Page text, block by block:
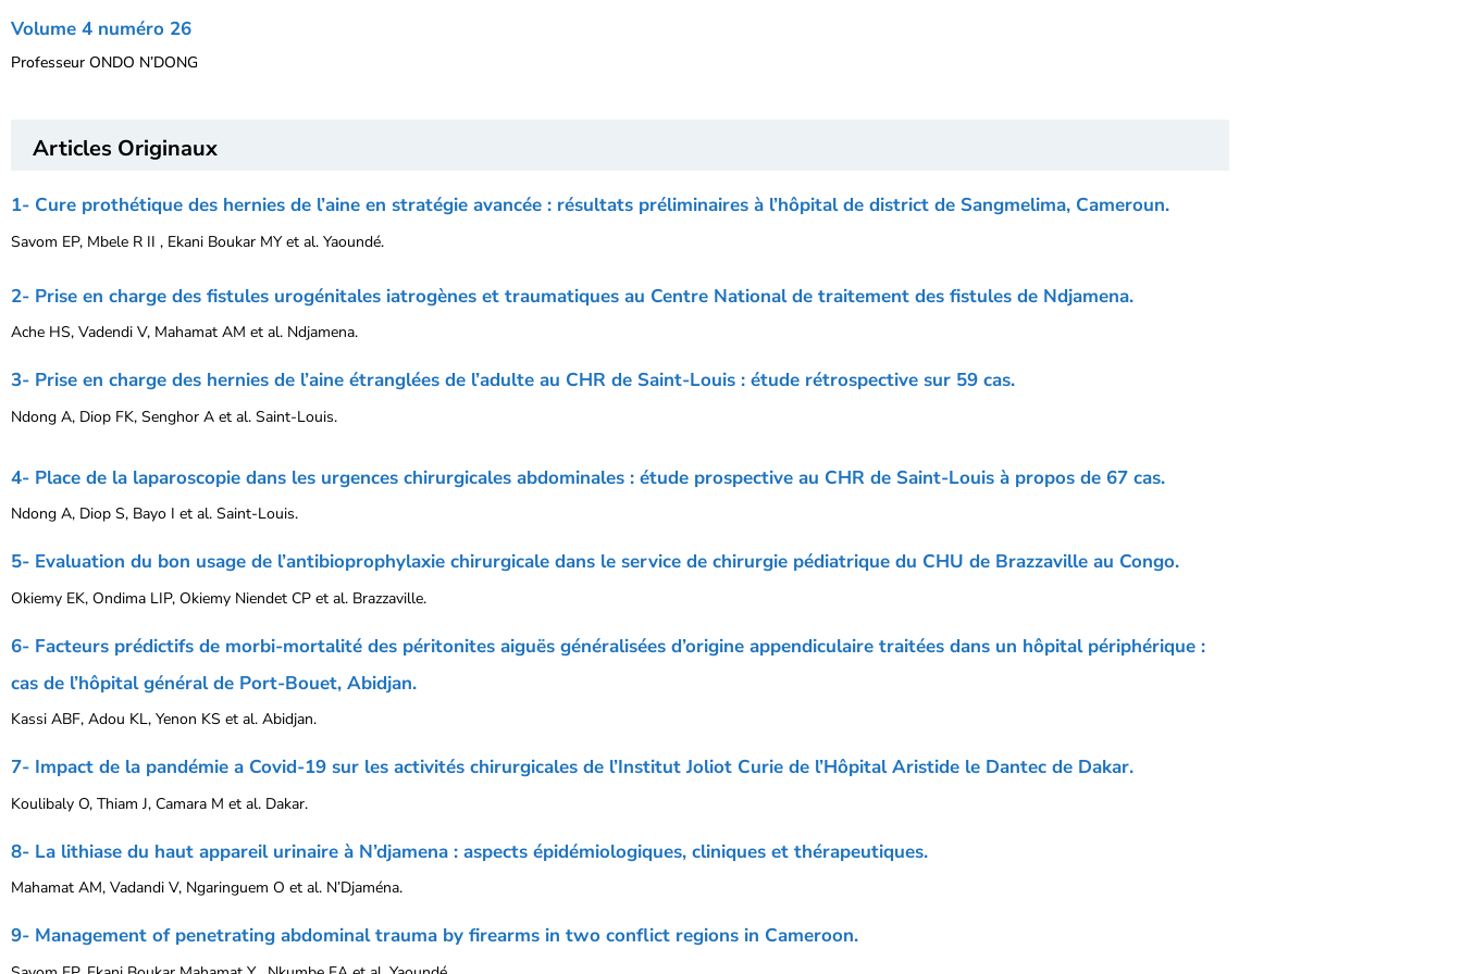
Volume 4 numéro 26
Professeur ONDO N’DONG
Articles Originaux
1- Cure prothétique des hernies de l’aine en stratégie avancée : résultats préliminaires à l’hôpital de district de Sangmelima, Cameroun.
Savom EP, Mbele R II , Ekani Boukar MY et al. Yaoundé.
2- Prise en charge des fistules urogénitales iatrogènes et traumatiques au Centre National de traitement des fistules de Ndjamena.
Ache HS, Vadendi V, Mahamat AM et al. Ndjamena.
3- Prise en charge des hernies de l’aine étranglées de l’adulte au CHR de Saint-Louis : étude rétrospective sur 59 cas.
Ndong A, Diop FK, Senghor A et al. Saint-Louis.
4- Place de la laparoscopie dans les urgences chirurgicales abdominales : étude prospective au CHR de Saint-Louis à propos de 67 cas.
Ndong A, Diop S, Bayo I et al. Saint-Louis.
5- Evaluation du bon usage de l’antibioprophylaxie chirurgicale dans le service de chirurgie pédiatrique du CHU de Brazzaville au Congo.
Okiemy EK, Ondima LIP, Okiemy Niendet CP et al. Brazzaville.
6- Facteurs prédictifs de morbi-mortalité des péritonites aiguës généralisées d’origine appendiculaire traitées dans un hôpital périphérique :
cas de l’hôpital général de Port-Bouet, Abidjan.
Kassi ABF, Adou KL, Yenon KS et al. Abidjan.
7- Impact de la pandémie a Covid-19 sur les activités chirurgicales de l’Institut Joliot Curie de l’Hôpital Aristide le Dantec de Dakar.
Koulibaly O, Thiam J, Camara M et al. Dakar.
8- La lithiase du haut appareil urinaire à N’djamena : aspects épidémiologiques, cliniques et thérapeutiques.
Mahamat AM, Vadandi V, Ngaringuem O et al. N’Djaména.
9- Management of penetrating abdominal trauma by firearms in two conflict regions in Cameroon.